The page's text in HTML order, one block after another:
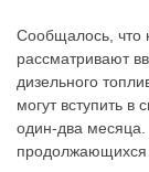
Сообщалось, что
рассматривают
дизельного
могут вступить
один-два
продолжающихся